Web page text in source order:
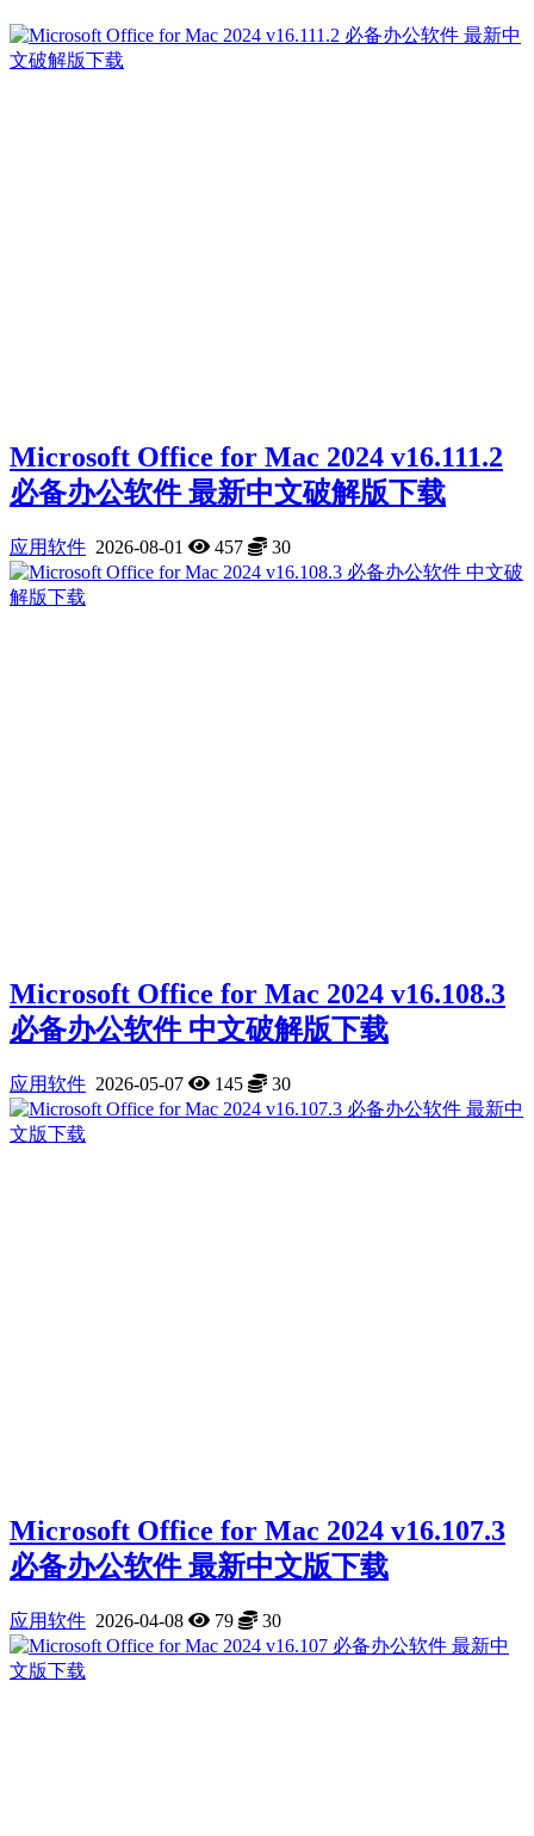
Microsoft Office for Mac 2024 v16.111.2
必备办公软件 最新中文破解版下载
应用软件 2026-08-01 457 30
Microsoft Office for Mac 2024 v16.108.3
必备办公软件 中文破解版下载
应用软件 2026-05-07 145 30
Microsoft Office for Mac 2024 v16.107.3
必备办公软件 最新中文版下载
应用软件 2026-04-08 79 30